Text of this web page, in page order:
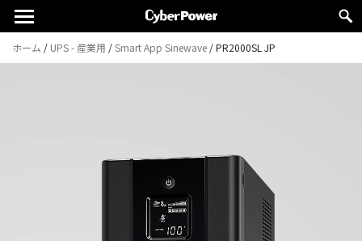
ホーム / UPS - 産業用 /Smart App Sinewave /PR2000SL JP